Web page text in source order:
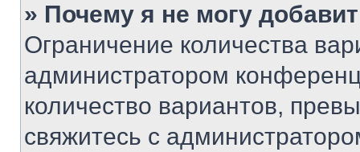
» Почему я не могу
Ограничение количества
администратором
количество вариантов,
свяжитесь с